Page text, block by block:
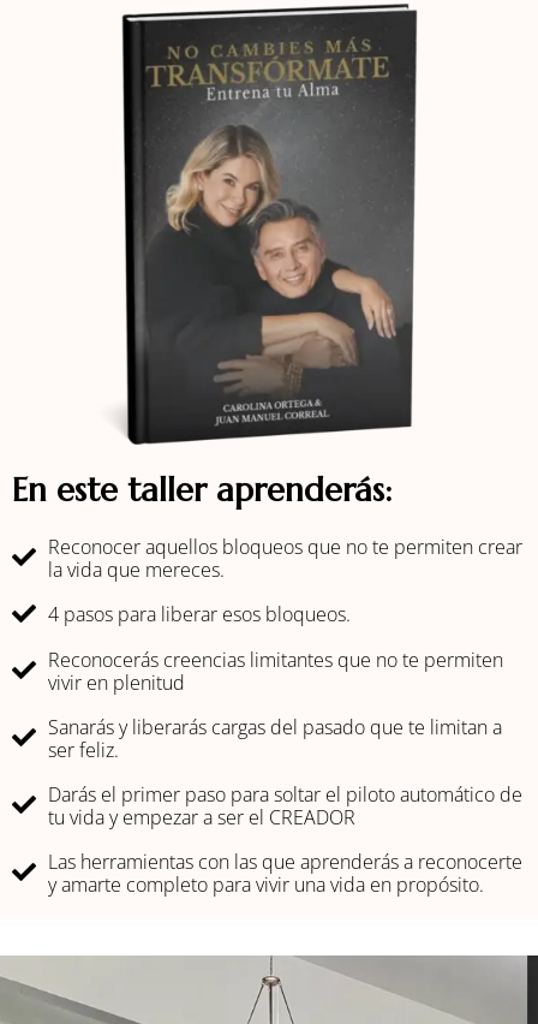
En este taller aprenderás:
Reconocer aquellos bloqueos que no te permiten crear
la vida que mereces.
4 pasos para liberar esos bloqueos.
Reconocerás creencias limitantes que no te permiten
vivir en plenitud
Sanarás y liberarás cargas del pasado que te limitan a
ser feliz.
Darás el primer paso para soltar el piloto automático de
tu vida y empezar a ser el CREADOR
Las herramientas con las que aprenderás a reconocerte
y amarte completo para vivir una vida en propósito.